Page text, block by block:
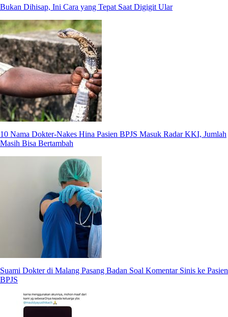
Bukan Dihisap, Ini Cara yang Tepat Saat Digigit Ular
10 Nama Dokter-Nakes Hina Pasien BPJS Masuk Radar KKI, Jumlah
Masih Bisa Bertambah
Suami Dokter di Malang Pasang Badan Soal Komentar Sinis ke Pasien
BPJS